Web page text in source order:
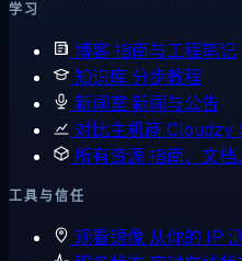
学习
博客指南与工程笔记
知识库 分步教程
新闻室 新闻与公告
对比主机商 Cloudzy
所有资源指南、文档
工具与信任
观看镜像 从你的 IP